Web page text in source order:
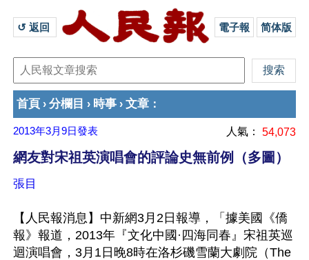
↺ 返回 電子報 简体版
首頁 › 分欄目 › 時事 › 文章 ：
2013年3月9日發表 人氣： 54,073
網友對宋祖英演唱會的評論史無前例（多圖）
張目
【人民報消息】中新網3月2日報導，「據美國《僑
報》報道，2013年『文化中國·四海同春』宋祖英巡
迴演唱會，3月1日晚8時在洛杉磯雪蘭大劇院（The